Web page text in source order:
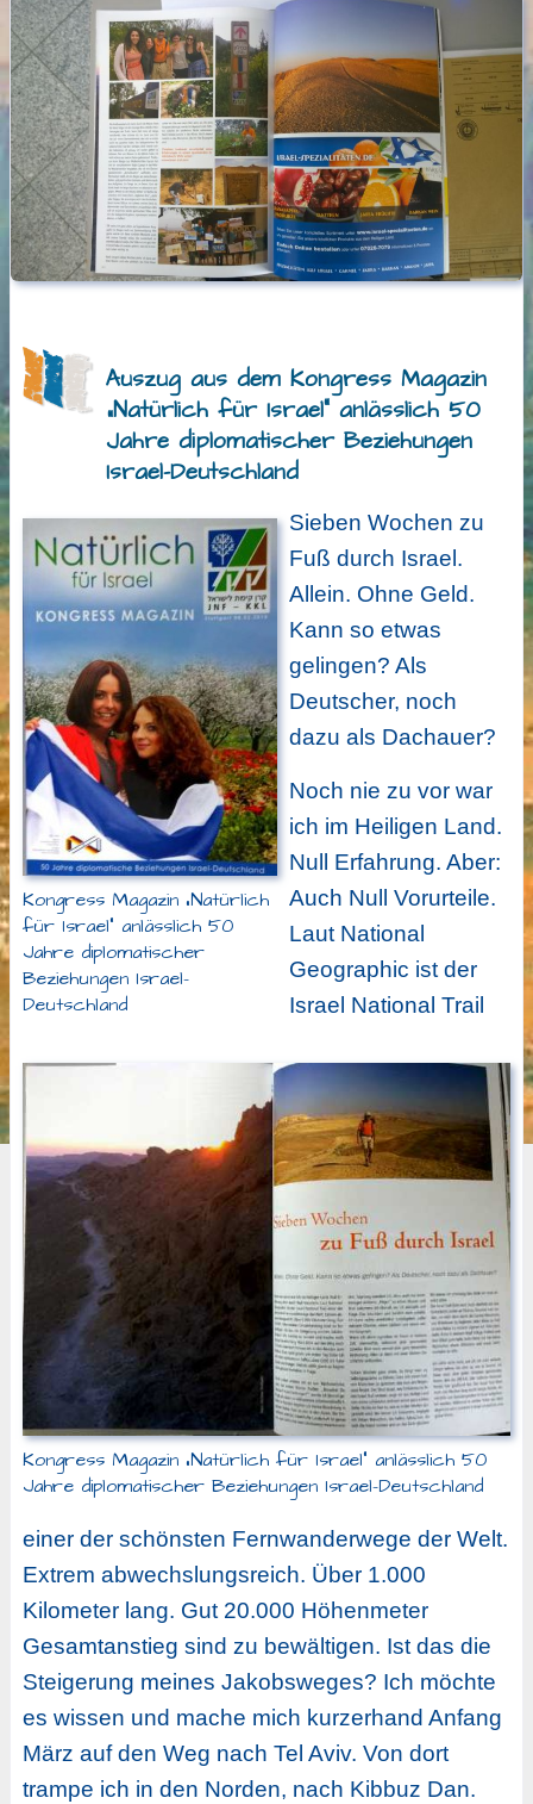
Auszug aus dem Kongress Magazin
„Natürlich für Israel“ anlässlich 50
Jahre diplomatischer Beziehungen
Israel-Deutschland
Kongress Magazin „Natürlich
für Israel“ anlässlich 50
Jahre diplomatischer
Beziehungen Israel-
Deutschland
Sieben Wochen zu
Fuß durch Israel.
Allein. Ohne Geld.
Kann so etwas
gelingen? Als
Deutscher, noch
dazu als Dachauer?
Kongress Magazin „Natürlich für Israel“ anlässlich 50
Jahre diplomatischer Beziehungen Israel-Deutschland
Noch nie zu vor war
ich im Heiligen Land.
Null Erfahrung. Aber:
Auch Null Vorurteile.
Laut National
Geographic ist der
Israel National Trail
einer der schönsten Fernwanderwege der Welt.
Extrem abwechslungsreich. Über 1.000
Kilometer lang. Gut 20.000 Höhenmeter
Gesamtanstieg sind zu bewältigen. Ist das die
Steigerung meines Jakobsweges? Ich möchte
es wissen und mache mich kurzerhand Anfang
März auf den Weg nach Tel Aviv. Von dort
trampe ich in den Norden, nach Kibbuz Dan.